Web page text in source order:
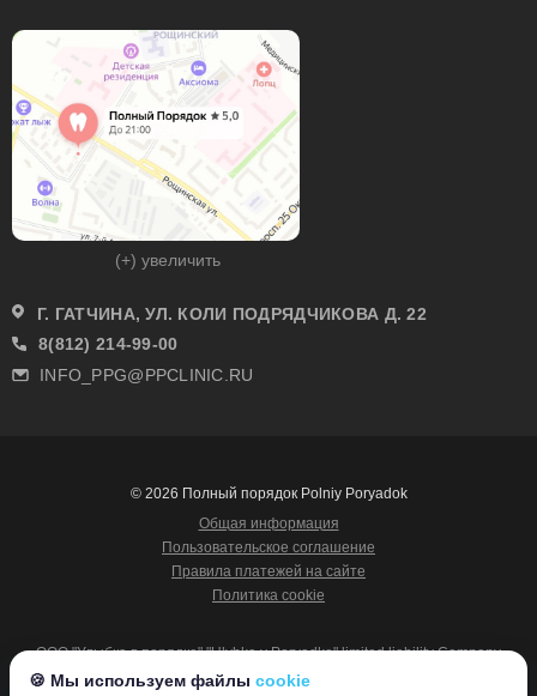
(+) увеличить
Г. ГАТЧИНА, УЛ. КОЛИ ПОДРЯДЧИКОВА Д. 22
8(812) 214-99-00
INFO_PPG@PPCLINIC.RU
© 2026 Полный порядок Polniy Poryadok
Общая информация
Пользовательское соглашение
Правила платежей на сайте
Политика cookie
ООО "Улыбка в порядке" "Ulybka v Poryadke" limited liability Company
ИНН 7816704653
🍪 Мы используем файлы cookie